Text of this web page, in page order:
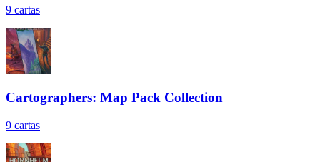
9 cartas
Cartographers: Map Pack Collection
9 cartas